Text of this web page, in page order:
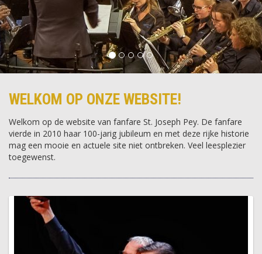
WELKOM OP ONZE WEBSITE!
Welkom op de website van fanfare St. Joseph Pey. De fanfare
vierde in 2010 haar 100-jarig jubileum en met deze rijke historie
mag een mooie en actuele site niet ontbreken. Veel leesplezier
toegewenst.